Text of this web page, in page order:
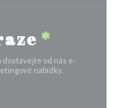
*
dostávejte od nás e-
nabídky.